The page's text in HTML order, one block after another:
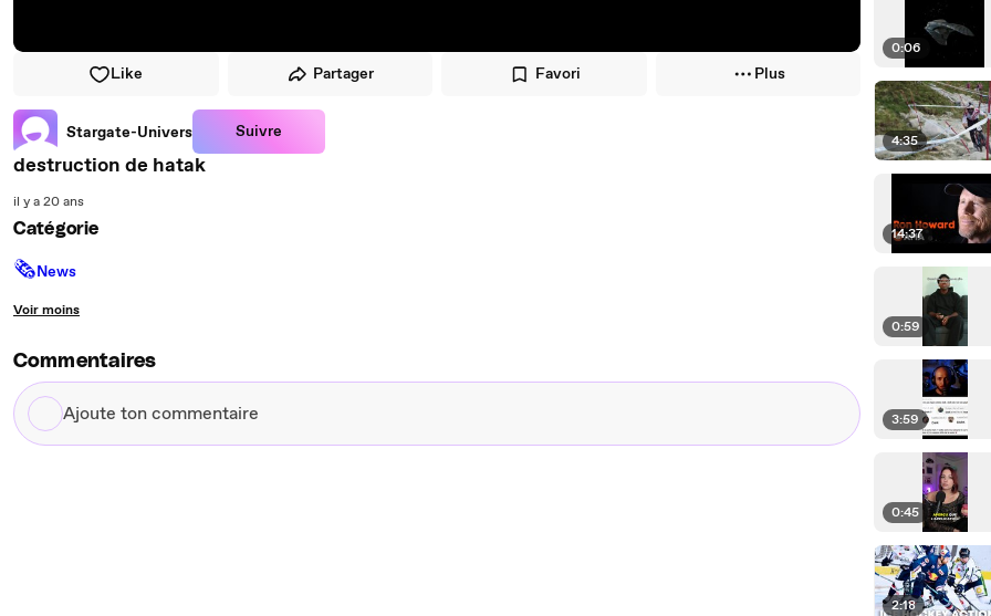
Like Partager Favori Plus
Stargate-Univers Suivre
destruction de hatak
il y a 20 ans
Catégorie
🗞News
Voir moins
Commentaires
Ajoute
ton
0:06
4:35
14:37
0:59
3:59
0:45
2:18